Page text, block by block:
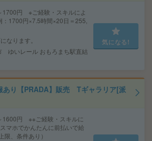
1700円 ※ご経験・スキルによ
：1700円×7.5時間×20日＝255,
なります。
ゆいレール おもろまち駅直結
気になる!
あり【PRADA】販売 Tギャラリア[派
1600円 ※※ご経験・スキルに
マホでかんたんに前払いで給
、条件あり）